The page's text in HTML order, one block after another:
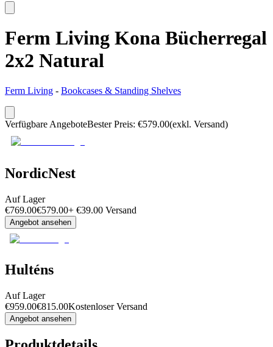
Ferm Living Kona Bücherregal
2x2 Natural
Ferm Living - Bookcases & Standing Shelves
Verfügbare AngeboteBester Preis: €579.00(exkl. Versand)
NordicNest
Auf Lager
€769.00€579.00+ €39.00 Versand
Angebot ansehen
Hulténs
Auf Lager
€959.00€815.00Kostenloser Versand
Angebot ansehen